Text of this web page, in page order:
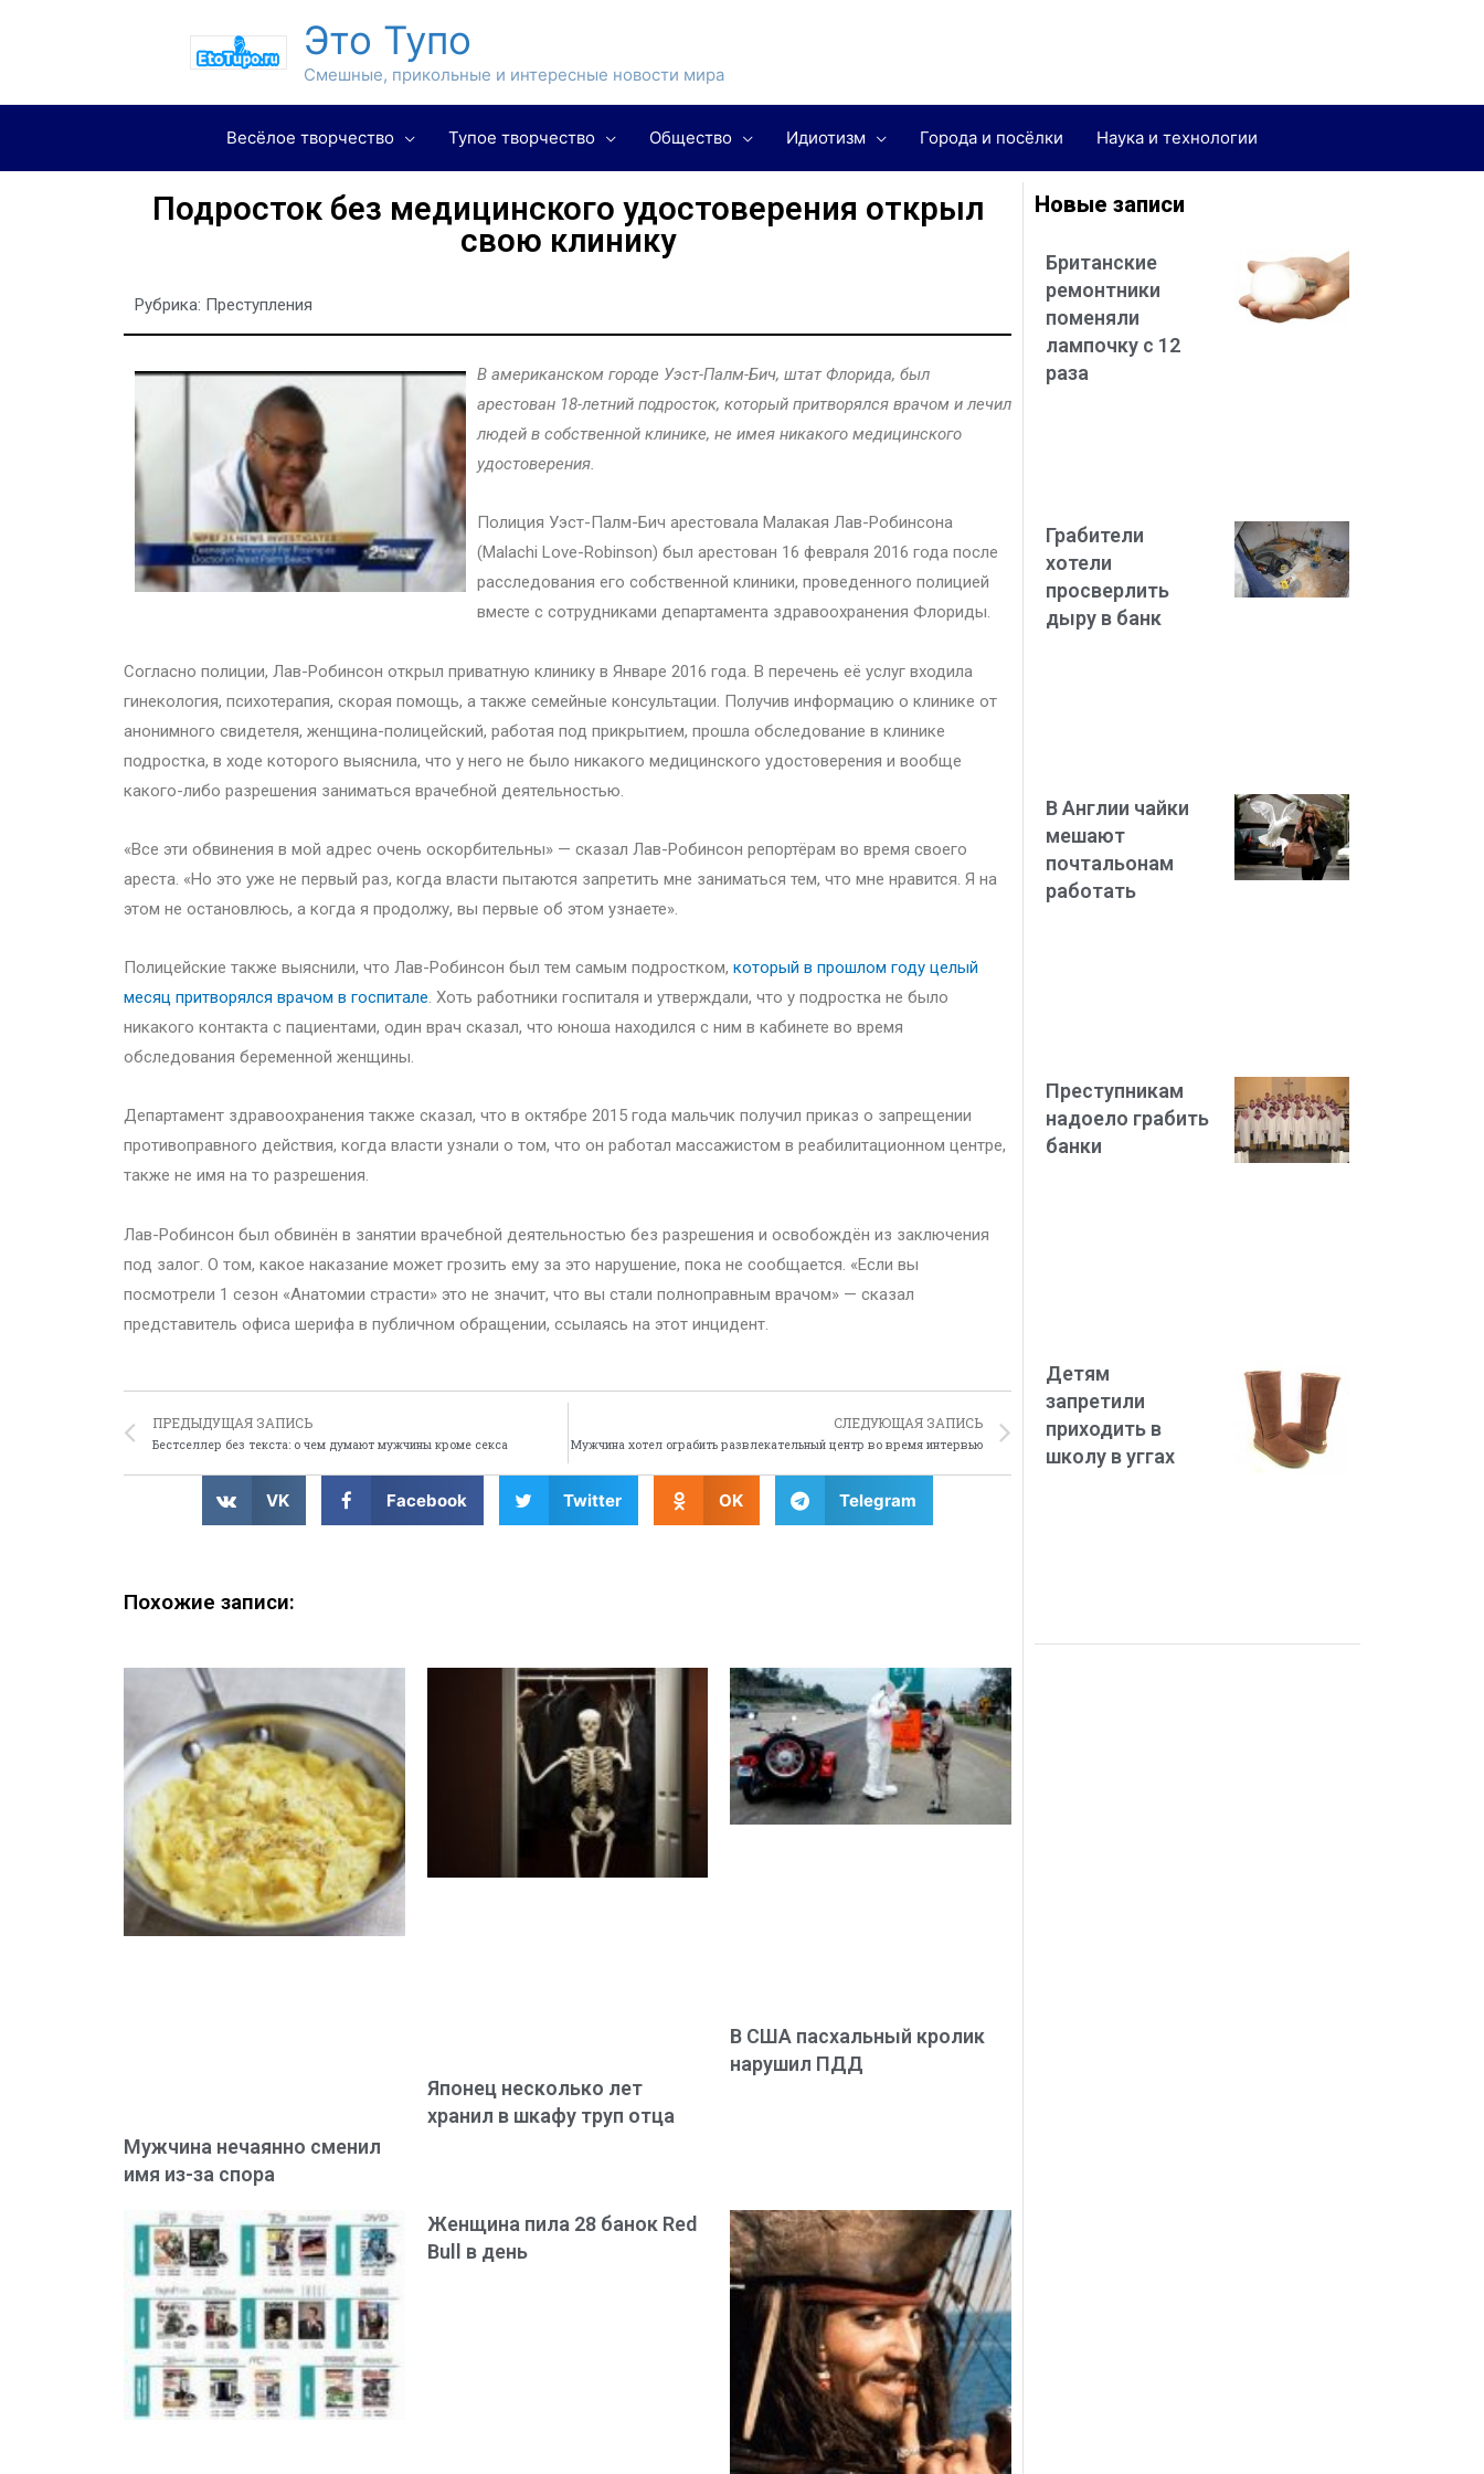
Это Тупо
Смешные, прикольные и интересные новости мира
Весёлое творчество Тупое творчество Общество Идиотизм Города и посёлки Наука и технологии
Подросток без медицинского удостоверения открыл
свою клинику
Рубрика: Преступления
В американском городе Уэст-Палм-Бич, штат Флорида, был
арестован 18-летний подросток, который притворялся врачом и лечил
людей в собственной клинике, не имея никакого медицинского
удостоверения.
Полиция Уэст-Палм-Бич арестовала Малакая Лав-Робинсона
(Malachi Love-Robinson) был арестован 16 февраля 2016 года после
расследования его собственной клиники, проведенного полицией
вместе с сотрудниками департамента здравоохранения Флориды.
Согласно полиции, Лав-Робинсон открыл приватную клинику в Январе 2016 года. В перечень её услуг входила
гинекология, психотерапия, скорая помощь, а также семейные консультации. Получив информацию о клинике от
анонимного свидетеля, женщина-полицейский, работая под прикрытием, прошла обследование в клинике
подростка, в ходе которого выяснила, что у него не было никакого медицинского удостоверения и вообще
какого-либо разрешения заниматься врачебной деятельностью.
«Все эти обвинения в мой адрес очень оскорбительны» — сказал Лав-Робинсон репортёрам во время своего
ареста. «Но это уже не первый раз, когда власти пытаются запретить мне заниматься тем, что мне нравится. Я на
этом не остановлюсь, а когда я продолжу, вы первые об этом узнаете».
Полицейские также выяснили, что Лав-Робинсон был тем самым подростком, который в прошлом году целый
месяц притворялся врачом в госпитале. Хоть работники госпиталя и утверждали, что у подростка не было
никакого контакта с пациентами, один врач сказал, что юноша находился с ним в кабинете во время
обследования беременной женщины.
Департамент здравоохранения также сказал, что в октябре 2015 года мальчик получил приказ о запрещении
противоправного действия, когда власти узнали о том, что он работал массажистом в реабилитационном центре,
также не имя на то разрешения.
Лав-Робинсон был обвинён в занятии врачебной деятельностью без разрешения и освобождён из заключения
под залог. О том, какое наказание может грозить ему за это нарушение, пока не сообщается. «Если вы
посмотрели 1 сезон «Анатомии страсти» это не значит, что вы стали полноправным врачом» — сказал
представитель офиса шерифа в публичном обращении, ссылаясь на этот инцидент.
ПРЕДЫДУЩАЯ ЗАПИСЬ
Бестселлер без текста: о чем думают мужчины кроме секса
СЛЕДУЮЩАЯ ЗАПИСЬ
Мужчина хотел ограбить развлекательный центр во время интервью
VK Facebook Twitter OK Telegram
Похожие записи:
Мужчина нечаянно сменил
имя из-за спора
Японец несколько лет
хранил в шкафу труп отца
В США пасхальный кролик
нарушил ПДД
Женщина пила 28 банок Red
Bull в день
Новые записи
Британские
ремонтники
поменяли
лампочку с 12
раза
Грабители
хотели
просверлить
дыру в банк
В Англии чайки
мешают
почтальонам
работать
Преступникам
надоело грабить
банки
Детям
запретили
приходить в
школу в уггах